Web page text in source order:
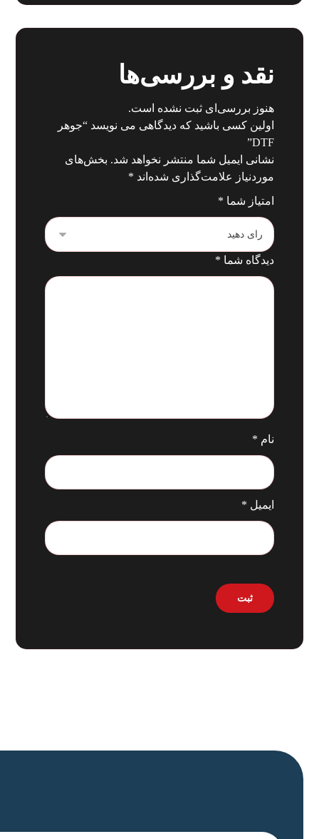
نقد و بررسی‌ها
هنوز بررسی‌ای ثبت نشده است.
اولین کسی باشید که دیدگاهی می نویسد “جوهر
DTF”
نشانی ایمیل شما منتشر نخواهد شد. بخش‌های
موردنیاز علامت‌گذاری شده‌اند *
امتیاز شما *
دیدگاه شما *
نام *
ایمیل *